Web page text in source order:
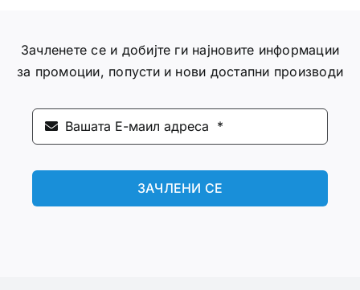
Зачленете се и добијте ги најновите информации
за промоции, попусти и нови достапни производи
ЗАЧЛЕНИ СЕ